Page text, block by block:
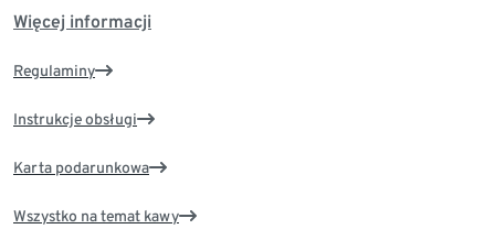
Więcej informacji
Regulaminy
Instrukcje obsługi
Karta podarunkowa
Wszystko na temat kawy